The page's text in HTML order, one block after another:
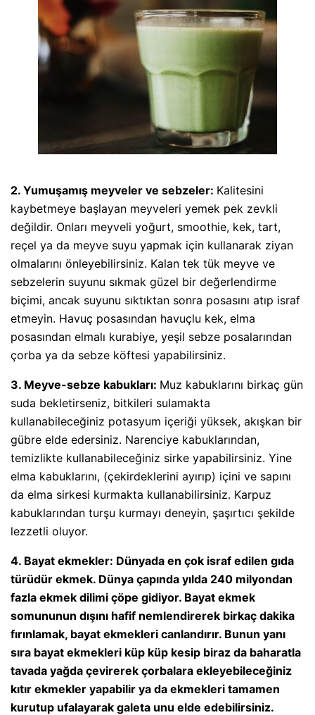
2. Yumuşamış meyveler ve sebzeler: Kalitesini
kaybetmeye başlayan meyveleri yemek pek zevkli
değildir. Onları meyveli yoğurt, smoothie, kek, tart,
reçel ya da meyve suyu yapmak için kullanarak ziyan
olmalarını önleyebilirsiniz. Kalan tek tük meyve ve
sebzelerin suyunu sıkmak güzel bir değerlendirme
biçimi, ancak suyunu sıktıktan sonra posasını atıp israf
etmeyin. Havuç posasından havuçlu kek, elma
posasından elmalı kurabiye, yeşil sebze posalarından
çorba ya da sebze köftesi yapabilirsiniz.
3. Meyve-sebze kabukları: Muz kabuklarını birkaç gün
suda bekletirseniz, bitkileri sulamakta
kullanabileceğiniz potasyum içeriği yüksek, akışkan bir
gübre elde edersiniz. Narenciye kabuklarından,
temizlikte kullanabileceğiniz sirke yapabilirsiniz. Yine
elma kabuklarını, (çekirdeklerini ayırıp) içini ve sapını
da elma sirkesi kurmakta kullanabilirsiniz. Karpuz
kabuklarından turşu kurmayı deneyin, şaşırtıcı şekilde
lezzetli oluyor.
4. Bayat ekmekler: Dünyada en çok israf edilen gıda
türüdür ekmek. Dünya çapında yılda 240 milyondan
fazla ekmek dilimi çöpe gidiyor. Bayat ekmek
somununun dışını hafif nemlendirerek birkaç dakika
fırınlamak, bayat ekmekleri canlandırır. Bunun yanı
sıra bayat ekmekleri küp küp kesip biraz da baharatla
tavada yağda çevirerek çorbalara ekleyebileceğiniz
kıtır ekmekler yapabilir ya da ekmekleri tamamen
kurutup ufalayarak galeta unu elde edebilirsiniz.